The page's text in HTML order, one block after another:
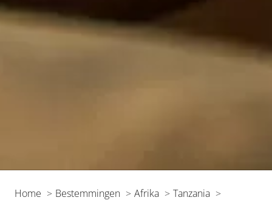
Home Bestemmingen Afrika
Tanzania